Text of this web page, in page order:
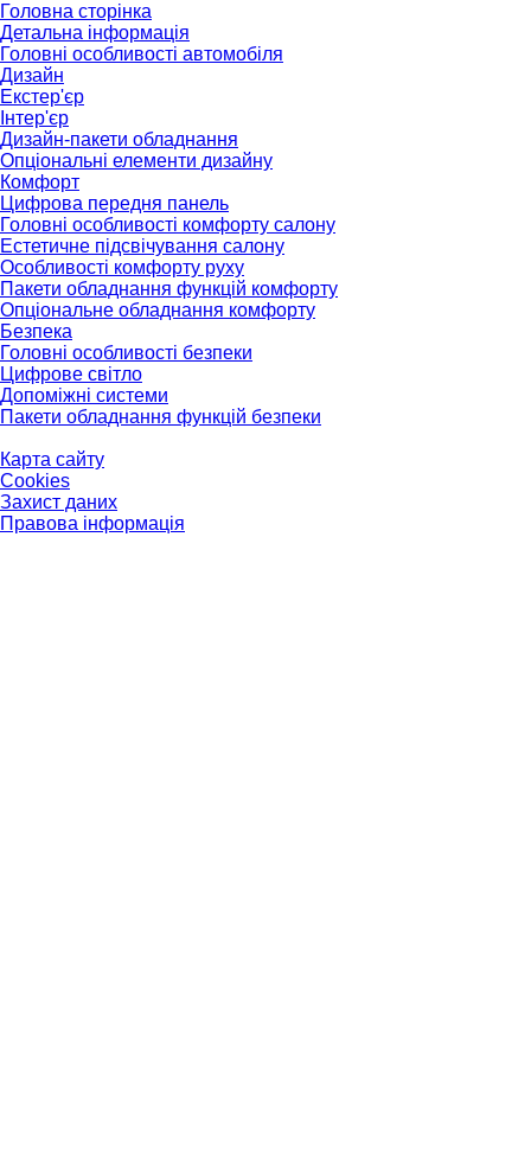
Головна сторінка
Детальна інформація
Головні особливості автомобіля
Дизайн
Екстер'єр
Інтер'єр
Дизайн-пакети обладнання
Опціональні елементи дизайну
Комфорт
Цифрова передня панель
Головні особливості комфорту салону
Естетичне підсвічування салону
Особливості комфорту руху
Пакети обладнання функцій комфорту
Опціональне обладнання комфорту
Безпека
Головні особливості безпеки
Цифрове світло
Допоміжні системи
Пакети обладнання функцій безпеки
Карта сайту
Cookies
Захист даних
Правова інформація